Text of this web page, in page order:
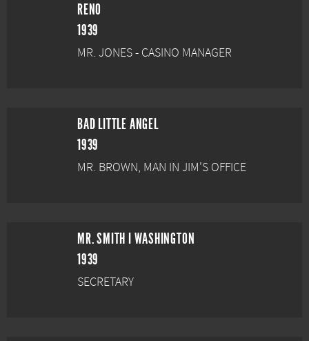
RENO
1939
MR. JONES - CASINO MANAGER
BAD LITTLE ANGEL
1939
MR. BROWN, MAN IN JIM'S OFFICE
MR. SMITH I WASHINGTON
1939
SECRETARY